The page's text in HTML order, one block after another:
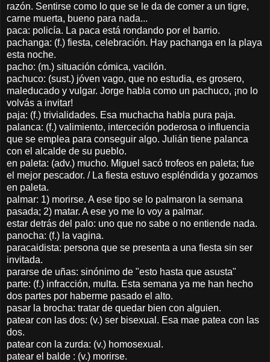
razón. Sentirse como lo que se le da de comer a un tigre,
carne muerta, bueno para nada...
paca: policía. La paca está rondando por el barrio.
pachanga: (f.) fiesta, celebración. Hay pachanga en la playa
esta noche.
pacho: (m.) situación cómica, vacilón.
pachuco: (sust.) jóven vago, que no estudia, es grosero,
maleducado y vulgar. Jorge habla como un pachuco, ¡no lo
volvás a invitar!
paja: (f.) trivialidades. Esa muchacha habla pura paja.
palanca: (f.) valimiento, interceción poderosa o influencia
que se emplea para conseguir algo. Julián tiene palanca
con el alcalde de su pueblo.
en paleta: (adv.) mucho. Miguel sacó trofeos en paleta; fue
el mejor pescador. / La fiesta estuvo espléndida y gozamos
en paleta.
palmar: 1) morirse. A ese tipo se lo palmaron la semana
pasada; 2) matar. A ese yo me lo voy a palmar.
estar detrás del palo: uno que no sabe o no entiende nada.
panocha: (f.) la vagina.
paracaidista: persona que se presenta a una fiesta sin ser
invitada.
pararse de uñas: sinónimo de "esto hasta que asusta"
parte: (f.) infracción, multa. Esta semana ya me han hecho
dos partes por haberme pasado el alto.
pasar la brocha: tratar de quedar bien con alguien.
patear con las dos: (v.) ser bisexual. Esa mae patea con las
dos.
patear con la zurda: (v.) homosexual.
patear el balde : (v.) morirse.